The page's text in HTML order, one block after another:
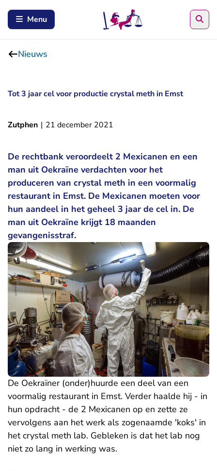
Menu
Nieuws
Tot 3 jaar cel voor productie crystal meth in Emst
Zutphen | 21 december 2021
De rechtbank veroordeelt 2 Mexicanen en een
man uit Oekraïne verdachten voor het
produceren van crystal meth in een voormalig
restaurant in Emst. De Mexicanen moeten voor
hun aandeel in het geheel 3 jaar de cel in. De
man uit Oekraïne krijgt 18 maanden
gevangenisstraf.
De Oekraïner (onder)huurde een deel van een
voormalig restaurant in Emst. Verder haalde hij - in
hun opdracht - de 2 Mexicanen op en zette ze
vervolgens aan het werk als zogenaamde 'koks' in
het crystal meth lab. Gebleken is dat het lab nog
niet zo lang in werking was.